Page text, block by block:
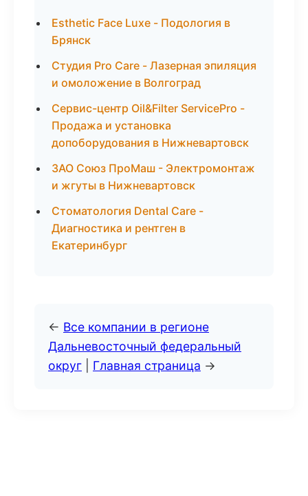
Esthetic Face Luxe - Подология в
Брянск
Студия Pro Care - Лазерная эпиляция
и омоложение в Волгоград
Сервис-центр Oil&Filter ServicePro -
Продажа и установка
допоборудования в Нижневартовск
ЗАО Союз ПроМаш - Электромонтаж
и жгуты в Нижневартовск
Стоматология Dental Care -
Диагностика и рентген в
Екатеринбург
← Все компании в регионе
Дальневосточный федеральный
округ
Главная страница →